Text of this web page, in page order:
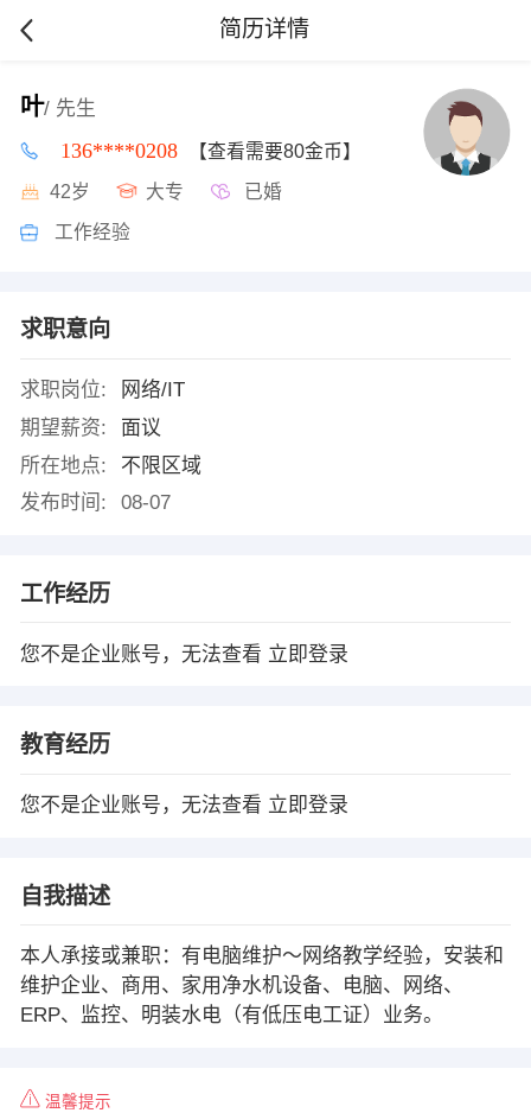
简历详情
叶/ 先生
136****0208 【查看需要80金币】
42岁 大专 已婚
工作经验
求职意向
求职岗位:
网络/IT
期望薪资:
面议
所在地点:
不限区域
发布时间:
08-07
工作经历
您不是企业账号，无法查看 立即登录
教育经历
您不是企业账号，无法查看 立即登录
自我描述
本人承接或兼职：有电脑维护～网络教学经验，安装和
维护企业、商用、家用净水机设备、电脑、网络、
ERP、监控、明装水电（有低压电工证）业务。
温馨提示